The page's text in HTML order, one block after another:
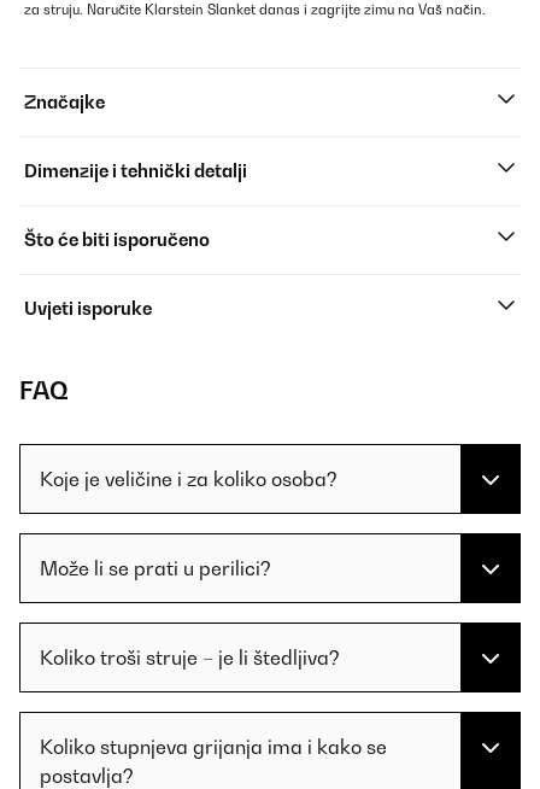
za struju. Naručite Klarstein Slanket danas i zagrijte zimu na Vaš način.
Značajke
Dimenzije i tehnički detalji
Što će biti isporučeno
Uvjeti isporuke
FAQ
Koje je veličine i za koliko osoba?
Može li se prati u perilici?
Koliko troši struje – je li štedljiva?
Koliko stupnjeva grijanja ima i kako se
postavlja?